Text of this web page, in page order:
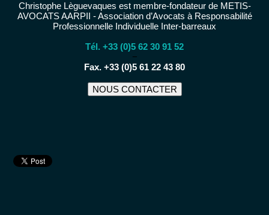
Christophe Lèguevaques est membre-fondateur de METIS-
AVOCATS AARPII - Association d’Avocats à Responsabilité
Professionnelle Individuelle Inter-barreaux
Tél. +33 (0)5 62 30 91 52
−
Fax. +33 (0)5 61 22 43 80
NOUS CONTACTER